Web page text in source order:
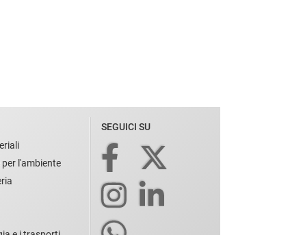
per l'ambiente
SEGUICI SU